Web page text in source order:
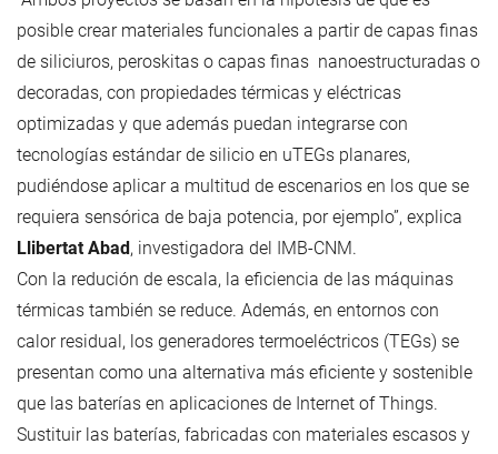
posible crear materiales funcionales a partir de capas finas
de siliciuros, peroskitas o capas finas nanoestructuradas o
decoradas, con propiedades térmicas y eléctricas
optimizadas y que además puedan integrarse con
tecnologías estándar de silicio en uTEGs planares,
pudiéndose aplicar a multitud de escenarios en los que se
requiera sensórica de baja potencia, por ejemplo”, explica
Llibertat Abad, investigadora del IMB-CNM.
Con la redución de escala, la eficiencia de las máquinas
térmicas también se reduce. Además, en entornos con
calor residual, los generadores termoeléctricos (TEGs) se
presentan como una alternativa más eficiente y sostenible
que las baterías en aplicaciones de Internet of Things.
Sustituir las baterías, fabricadas con materiales escasos y